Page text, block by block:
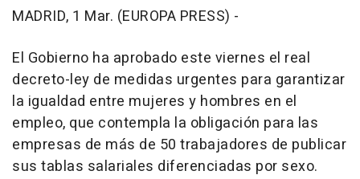
MADRID, 1 Mar. (EUROPA PRESS) -
El Gobierno ha aprobado este viernes el real
decreto-ley de medidas urgentes para garantizar
la igualdad entre mujeres y hombres en el
empleo, que contempla la obligación para las
empresas de más de 50 trabajadores de publicar
sus tablas salariales diferenciadas por sexo.